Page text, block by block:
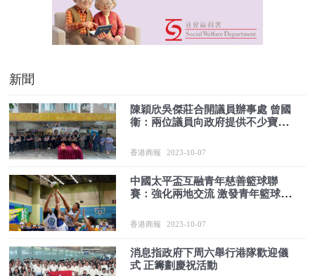
新聞
陳穎欣吳傑莊合開議員辦事處 曾國
衞：兩位議員向政府提供不少寶貴
香港商報 2023-10-07
中國太平盃互融青年慈善籃球聯
賽：強化兩地交流 激發青年籃球熱
香港商報 2023-10-07
消息指政府下周六舉行港隊歡迎儀
式 正籌劃慶祝活動